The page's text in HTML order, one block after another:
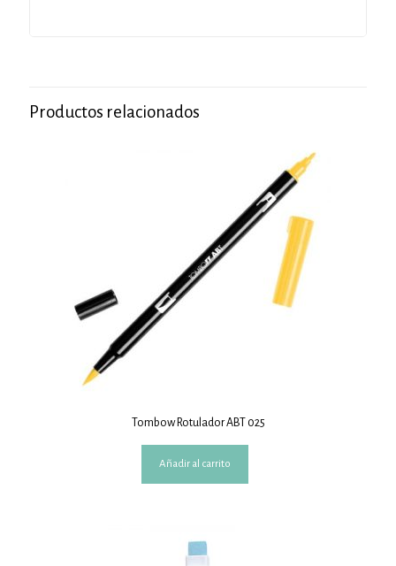
Productos relacionados
Tombow Rotulador ABT 025
Añadir al carrito